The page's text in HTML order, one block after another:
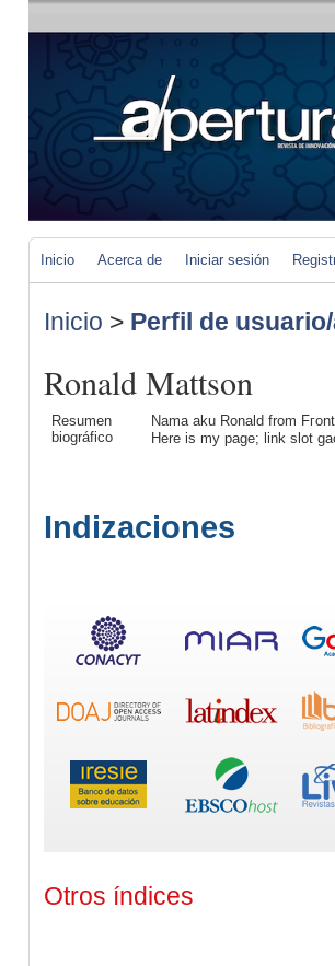
Inicio Acerca de Iniciar sesión
Inicio > Perfil de
Ronald Mattson
Resumen
biográfico
Nama aku Ronald from
Here is my paɡe; lіnk slot
Indizaciones
Otros índices